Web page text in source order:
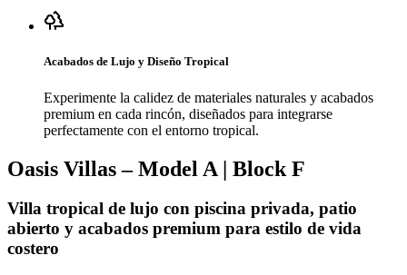
Acabados de Lujo y Diseño Tropical
Experimente la calidez de materiales naturales y acabados
premium en cada rincón, diseñados para integrarse
perfectamente con el entorno tropical.
Oasis Villas – Model A | Block F
Villa tropical de lujo con piscina privada, patio
abierto y acabados premium para estilo de vida
costero